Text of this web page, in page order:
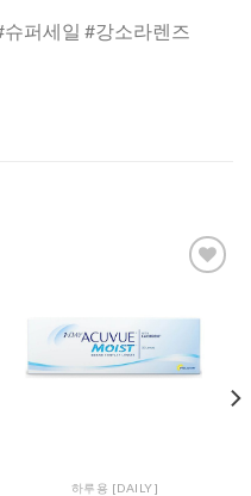
퍼세일 #강소라렌즈
하루용 [DAILY]